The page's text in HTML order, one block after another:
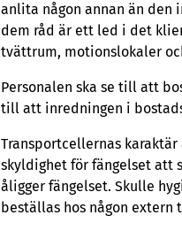
anlita någon annan än den
dem råd är ett led i det
tvättrum, motionslokaler
Personalen ska se till att
till att inredningen i
Transportcellernas
skyldighet för fängelset att
åligger fängelset. Skulle
beställas hos någon extern